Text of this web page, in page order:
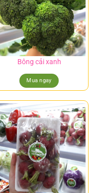
Bông cải xanh
Mua ngay